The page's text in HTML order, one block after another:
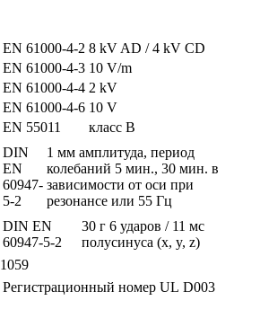
EN 61000-4-2 8 kV AD / 4 kV CD
EN 61000-4-3 10 V/m
EN 61000-4-4 2 kV
EN 61000-4-6 10 V
EN 55011
класс B
DIN
EN
60947-
5-2
1 мм амплитуда, период
колебаний 5 мин., 30 мин. в
зависимости от оси при
резонансе или 55 Гц
DIN EN
60947-5-2
30 г 6 ударов / 11 мс
полусинуса (x, y, z)
1059
Регистрационный номер UL D003